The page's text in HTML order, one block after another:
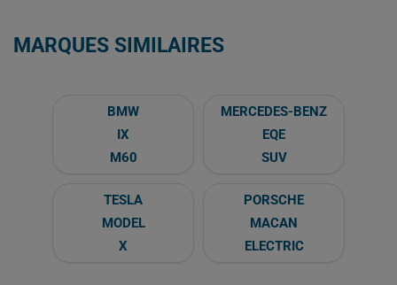
MARQUES SIMILAIRES
BMW
IX
M60
MERCEDES-BENZ
EQE
SUV
TESLA
MODEL
X
PORSCHE
MACAN
ELECTRIC